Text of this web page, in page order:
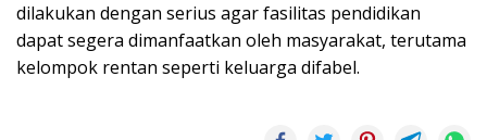
dilakukan dengan serius agar fasilitas pendidikan
dapat segera dimanfaatkan oleh masyarakat, terutama
kelompok rentan seperti keluarga difabel.